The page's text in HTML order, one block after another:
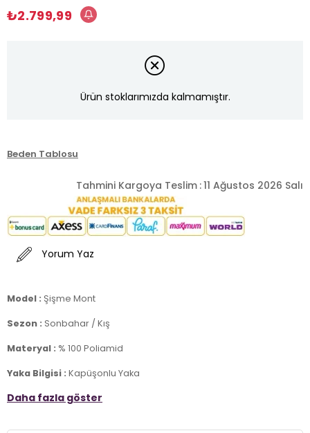
₺2.799,99
Ürün stoklarımızda kalmamıştır.
Beden Tablosu
Tahmini Kargoya Teslim :11 Ağustos 2026 Salı
Yorum Yaz
Model : Şişme Mont
Sezon : Sonbahar / Kış
Materyal : % 100 Poliamid
Yaka Bilgisi : Kapüşonlu Yaka
Kapama Bilgisi :Çift Yönlü Fermuarlı
Daha fazla göster